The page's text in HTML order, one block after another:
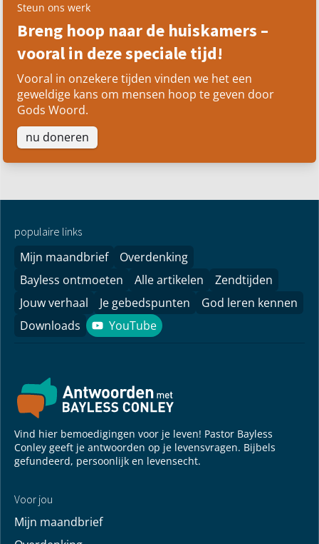
Steun ons werk
Breng hoop naar de huiskamers –
vooral in deze speciale tijd!
Vooral in onzekere tijden vinden we het een
geweldige kans om mensen hoop te geven door
Gods Woord.
nu doneren
populaire links
Mijn maandbrief
Overdenking
Bayless ontmoeten
Alle artikelen
Zendtijden
Jouw verhaal
Je gebedspunten
God leren kennen
Downloads
YouTube
YouTube
Vind hier bemoedigingen voor je leven! Pastor Bayless
Conley geeft je antwoorden op je levensvragen. Bijbels
gefundeerd, persoonlijk en levensecht.
Voor jou
Mijn maandbrief